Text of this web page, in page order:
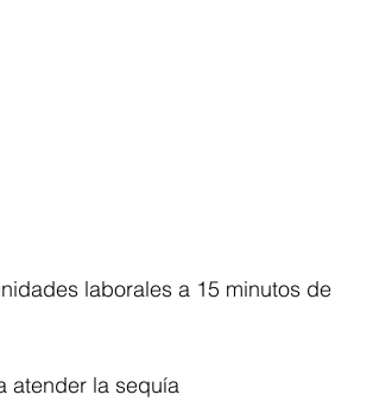
laborales a 15 minutos de
atender la sequía